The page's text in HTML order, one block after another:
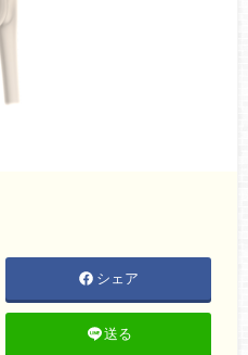
シェア
送る